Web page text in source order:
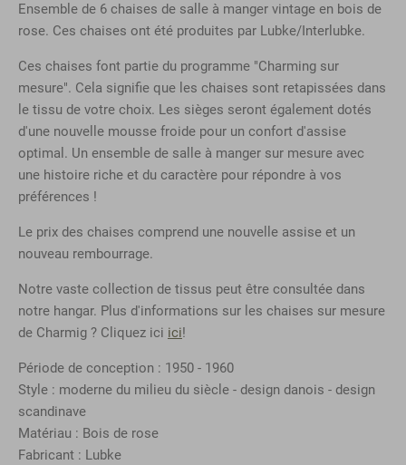
Ensemble de 6 chaises de salle à manger vintage en bois de
rose. Ces chaises ont été produites par Lubke/Interlubke.
Ces chaises font partie du programme "Charming sur
mesure". Cela signifie que les chaises sont retapissées dans
le tissu de votre choix. Les sièges seront également dotés
d'une nouvelle mousse froide pour un confort d'assise
optimal. Un ensemble de salle à manger sur mesure avec
une histoire riche et du caractère pour répondre à vos
préférences !
Le prix des chaises comprend une nouvelle assise et un
nouveau rembourrage.
Notre vaste collection de tissus peut être consultée dans
notre hangar. Plus d'informations sur les chaises sur mesure
de Charmig ? Cliquez ici ici!
Période de conception : 1950 - 1960
Style : moderne du milieu du siècle - design danois - design
scandinave
Matériau : Bois de rose
Fabricant : Lubke